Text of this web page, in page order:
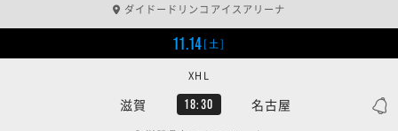
ダイドードリンコアイスアリーナ
11.14[土]
滋賀 18:30 名古屋
XHL